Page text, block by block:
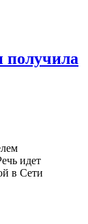
получила
идет
в Сети